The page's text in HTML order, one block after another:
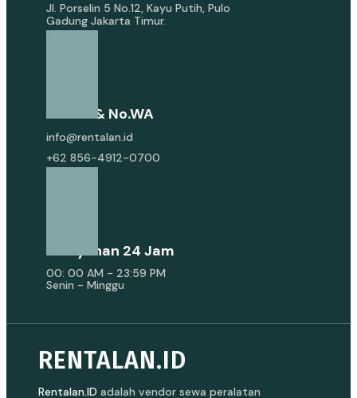
Jl. Porselin 5 No.12, Kayu Putih, Pulo
Gadung Jakarta Timur.
E-Mail & No.WA
info@rentalan.id
+62 856-4912-0700
Pelayanan 24 Jam
00: 00 AM - 23:59 PM
Senin - Minggu
RENTALAN.ID
Rentalan.ID adalah vendor sewa peralatan